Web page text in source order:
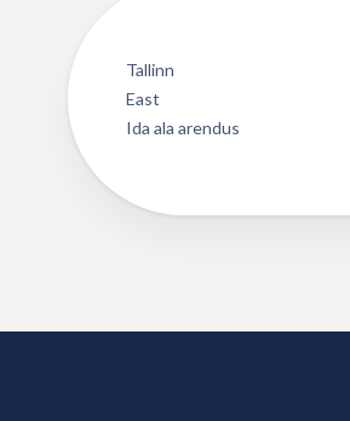
Tallinn
East
Ida ala arendus